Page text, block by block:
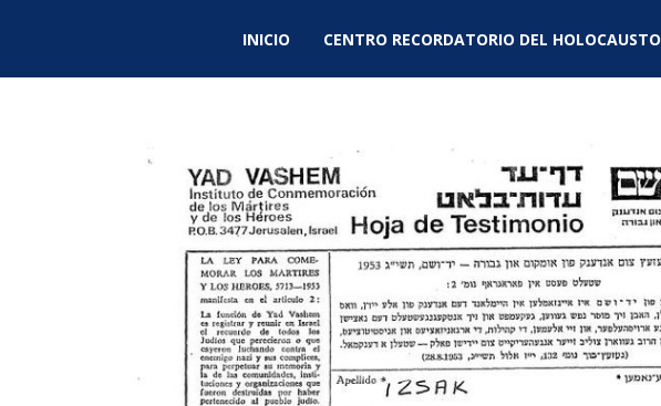
INICIO CENTRO RECORDATORIO DEL HOLOCAUSTO